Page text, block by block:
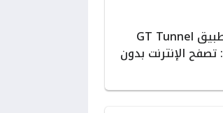
مراجعة تطبيق GT Tunnel
Pro VPN: تصفح الإنترنت بدون